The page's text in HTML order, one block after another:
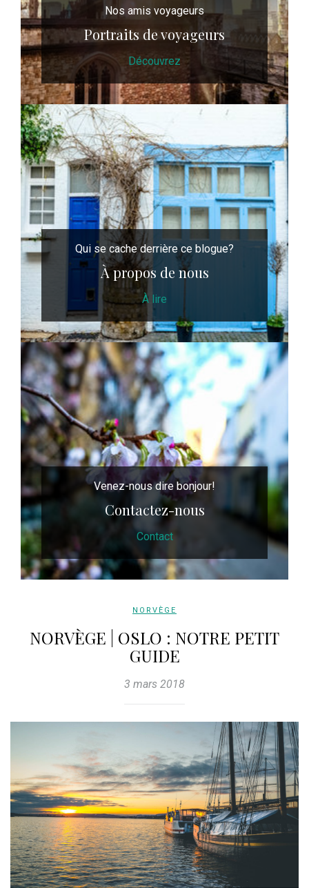
Nos amis voyageurs
Portraits de voyageurs
Découvrez
Qui se cache derrière ce blogue?
À propos de nous
À lire
Venez-nous dire bonjour!
Contactez-nous
Contact
NORVÈGE
NORVÈGE | OSLO : NOTRE PETIT
GUIDE
3 mars 2018